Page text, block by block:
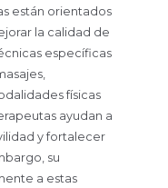
están orientados
la calidad de
específicas
físicas
ayudan a
y fortalecer
su
a estas